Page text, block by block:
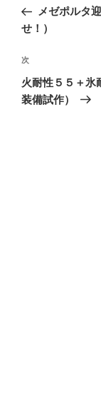
ナ
ゲ
ー
シ
の
投
メゼポルタ
せ！）
次
の
投
次
火耐性５５＋氷
装備試作）